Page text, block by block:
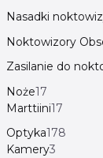
Nasadki
Noktowizory
Zasilanie do
Noże17
Marttiini17
Optyka178
Kamery3